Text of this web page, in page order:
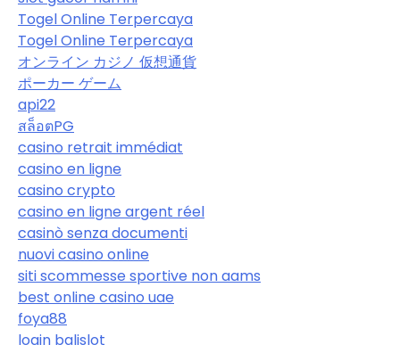
Togel Online Terpercaya
Togel Online Terpercaya
オンライン カジノ 仮想通貨
ポーカー ゲーム
api22
สล็อตPG
casino retrait immédiat
casino en ligne
casino crypto
casino en ligne argent réel
casinò senza documenti
nuovi casino online
siti scommesse sportive non aams
best online casino uae
foya88
login balislot